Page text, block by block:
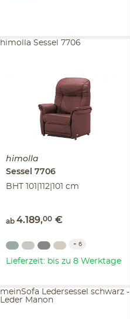
himolla
Sessel 7706
BHT 101|112|101 cm
ab 4.189,00 €
himolla Sessel 7706
+ 6
Lieferzeit: bis zu 8 Werktage
meinSofa Ledersessel schwarz -
Leder Manon